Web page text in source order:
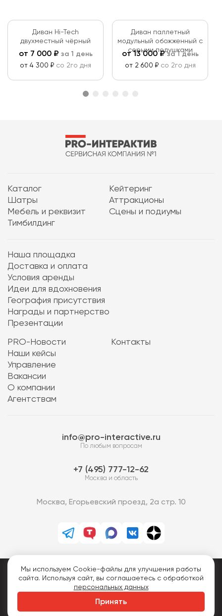
Диван Hi-Tech
двухместный чёрный
от 7 000₽ за 1 день
от 4 300 ₽ со 2го дня
Диван паллетный
модульный обожженный с
серыми подушками
от13 000₽за 1 день
от 2 600 ₽ со 2го дня
Каталог
Кейтеринг
Шатры
Аттракционы
Мебель и реквизит
Сцены и подиумы
Тимбилдинг
Наша площадка
Доставка и оплата
Условия аренды
Идеи для вдохновения
География присутствия
Награды и партнерство
Презентации
PRO-Новости
Наши кейсы
Управление
Вакансии
О компании
Агентствам
Контакты
info@pro-interactive.ru
По любым вопросам
7 (495) 777-12-62
Москва и область
Москва, Егорьевский проезд, 2а стр. 10
PRO-Интерактив © 2013-2026.
Все права защищены.
Политика конфиденциальности
Мы используем Cookie-файлы для улучшения работы
сайта. Используя сайт, вы соглашаетесь с обработкой
персональных данных
Принять